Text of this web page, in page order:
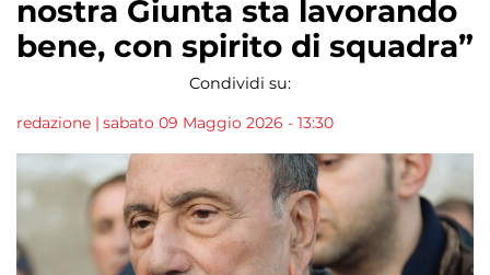
nostra Giunta sta lavorando
bene, con spirito di squadra”
Condividi su:
redazione | sabato 09 Maggio 2026 - 13:30